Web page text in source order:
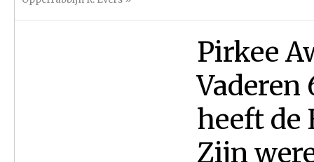
Pirkee
Vaderen
heeft de
Zijn